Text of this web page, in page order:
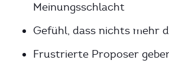
Meinungsschlacht
Gefühl, dass nichts mehr
Frustrierte Proposer